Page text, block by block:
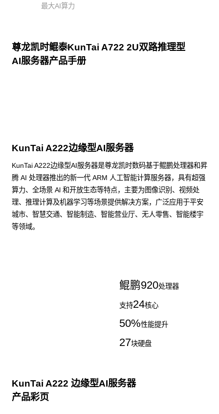
最大AI算力
尊龙凯时鲲泰KunTai A722 2U双路推理型
AI服务器产品手册
KunTai A222边缘型AI服务器
KunTai A222边缘型AI服务器是尊龙凯时数码基于鲲鹏处理器和昇
腾 AI 处理器推出的新一代 ARM 人工智能计算服务器，具有超强
算力、全场景 Al 和开放生态等特点，主要为图像识别、视频处
理、推理计算及机器学习等场景提供解决方案，广泛应用于平安
城市、智慧交通、智能制造、智能营业厅、无人零售、智能楼宇
等领域。
鲲鹏920处理器
支持24核心
50%性能提升
27块硬盘
KunTai A222 边缘型AI服务器
产品彩页